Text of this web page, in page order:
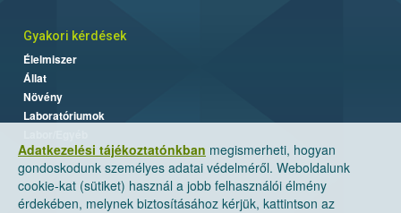
Adatkezelési tájékoztatónkban megismerheti, hogyan
gondoskodunk személyes adatai védelméről. Weboldalunk
cookie-kat (sütiket) használ a jobb felhasználói élmény
érdekében, melynek biztosításához kérjük, kattintson az
Gyakori kérdések
Élelmiszer
Állat
Növény
Laboratóriumok